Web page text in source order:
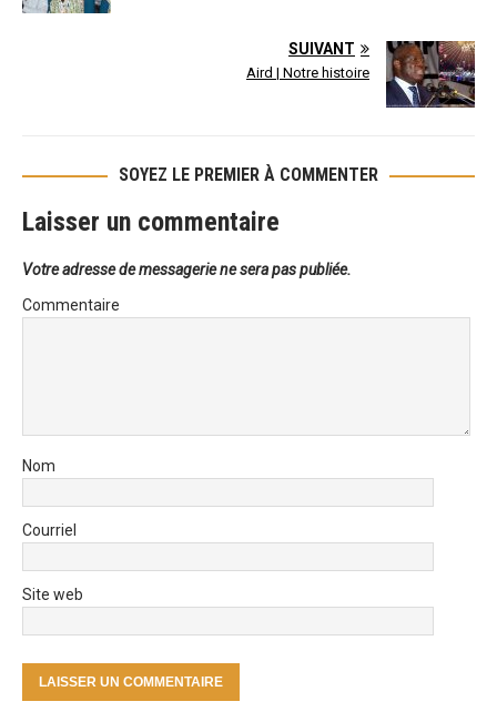
SUIVANT
Aird | Notre histoire
SOYEZ LE PREMIER À COMMENTER
Laisser un commentaire
Votre adresse de messagerie ne sera pas publiée.
Commentaire
Nom
Courriel
Site web